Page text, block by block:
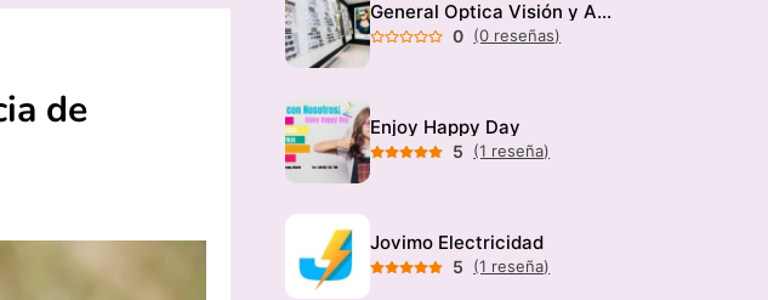
de
General Optica Visión y Audición
0 (0 reseñas)
Enjoy Happy Day
5 (1 reseña)
Jovimo Electricidad
5 (1 reseña)